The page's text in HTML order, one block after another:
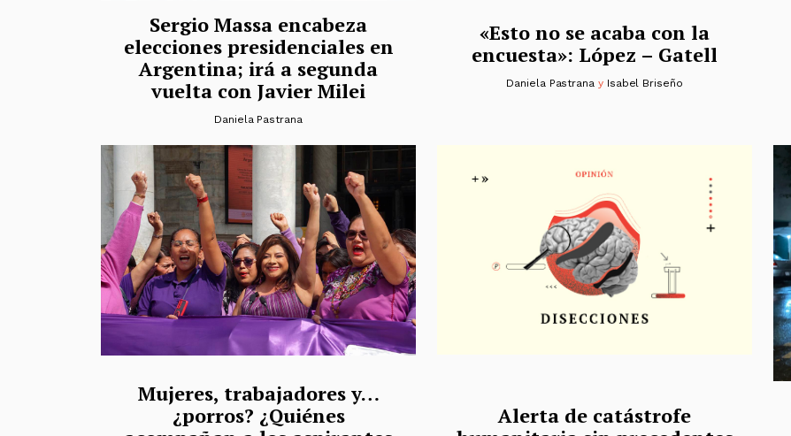
Sergio Massa encabeza
elecciones presidenciales en
Argentina; irá a segunda
vuelta con Javier Milei
Daniela Pastrana
«Esto no se acaba con la
encuesta»: López – Gatell
Daniela Pastrana y Isabel Briseño
Mujeres, trabajadores y…
¿porros? ¿Quiénes
Alerta de catástrofe